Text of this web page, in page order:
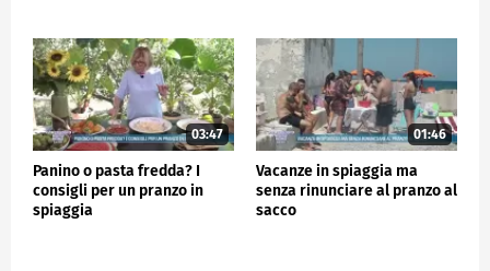
03:47
Panino o pasta fredda? I
consigli per un pranzo in
spiaggia
01:46
Vacanze in spiaggia ma
senza rinunciare al pranzo al
sacco